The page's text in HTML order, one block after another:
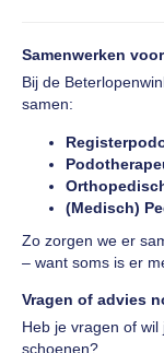
Samenwerken
Bij de
samen:
(Medisch)
Zo zorgen we er
– want soms is er
Vragen of advies
Heb je vragen of
schoenen?